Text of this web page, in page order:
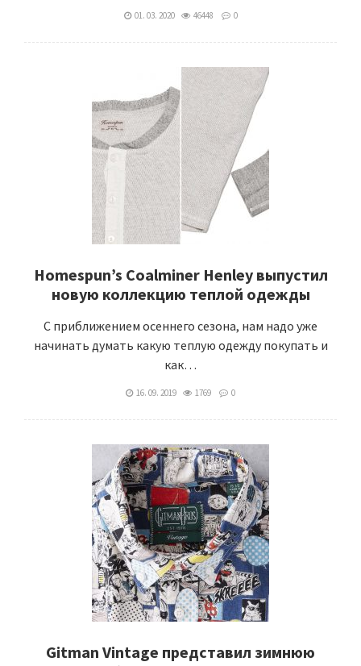
01. 03. 2020 46448 0
Homespun’s Coalminer Henley выпустил
новую коллекцию теплой одежды
С приближением осеннего сезона, нам надо уже
начинать думать какую теплую одежду покупать и
как…
16. 09. 2019 1769 0
Gitman Vintage представил зимнюю